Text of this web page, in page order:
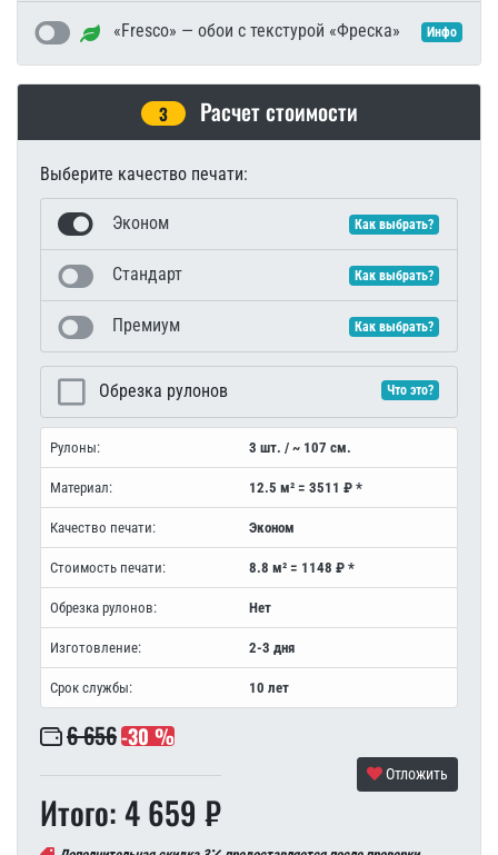
«Fresco» — обои с текстурой «Фреска» Инфо
3 Расчет стоимости
Выберите качество печати:
Эконом Как выбрать?
Стандарт Как выбрать?
Премиум Как выбрать?
Обрезка рулонов Что это?
Рулоны: 3 шт. / ~ 107 см.
Материал: 12.5 м² = 3511 ₽ *
Качество печати: Эконом
Стоимость печати: 8.8 м² = 1148 ₽ *
Обрезка рулонов: Нет
Изготовление: 2-3 дня
Срок службы: 10 лет
6 656-30 %
Итого: 4 659 ₽
Отложить